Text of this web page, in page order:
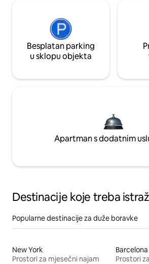
Besplatan parking
u sklopu objekta
Apartman s dodatnim
Destinacije koje treba
Popularne destinacije za duže boravke
New York
Prostori za mjesečni najam
Barcelona
Prostori